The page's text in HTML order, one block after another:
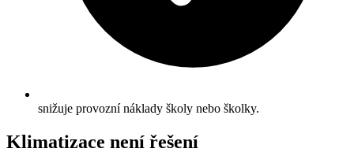
snižuje provozní náklady školy nebo školky.
Klimatizace není řešení